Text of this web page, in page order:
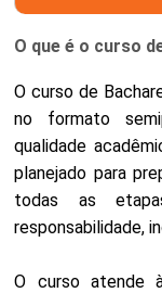
O que é o curso
O curso de
no formato
qualidade
planejado para
todas as
responsabilidade,
O curso atende